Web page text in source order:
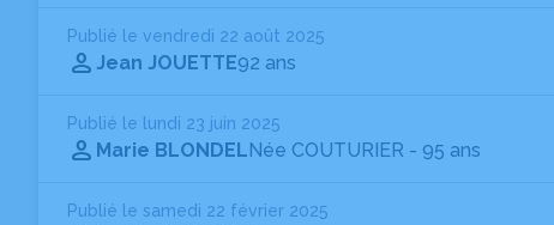
Publié le vendredi 22 août 2025
Jean JOUETTE92 ans
Publié le lundi 23 juin 2025
Marie BLONDELNée COUTURIER - 95 ans
Publié le samedi 22 février 2025